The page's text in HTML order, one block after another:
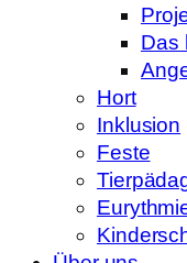
Das
Hort
Inklusion
Feste